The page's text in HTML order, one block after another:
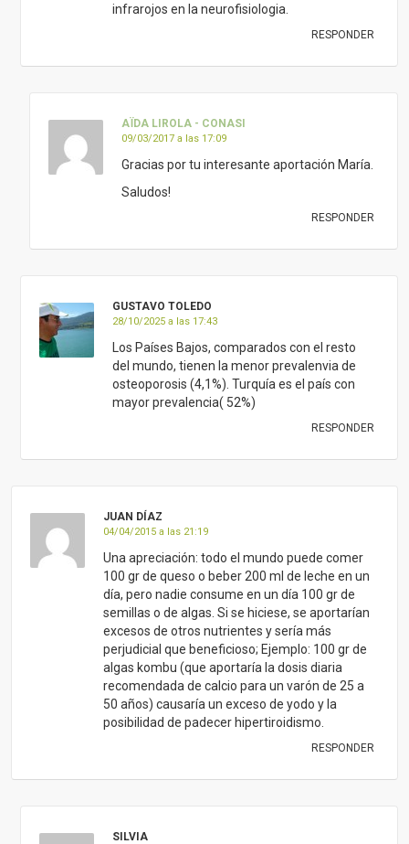
infrarojos en la neurofisiologia.
RESPONDER
AÏDA LIROLA - CONASI
09/03/2017 a las 17:09
Gracias por tu interesante aportación María.
Saludos!
RESPONDER
GUSTAVO TOLEDO
28/10/2025 a las 17:43
Los Países Bajos, comparados con el resto
del mundo, tienen la menor prevalenvia de
osteoporosis (4,1%). Turquía es el país con
mayor prevalencia( 52%)
RESPONDER
JUAN DÍAZ
04/04/2015 a las 21:19
Una apreciación: todo el mundo puede comer
100 gr de queso o beber 200 ml de leche en un
día, pero nadie consume en un día 100 gr de
semillas o de algas. Si se hiciese, se aportarían
excesos de otros nutrientes y sería más
perjudicial que beneficioso; Ejemplo: 100 gr de
algas kombu (que aportaría la dosis diaria
recomendada de calcio para un varón de 25 a
50 años) causaría un exceso de yodo y la
posibilidad de padecer hipertiroidismo.
RESPONDER
SILVIA